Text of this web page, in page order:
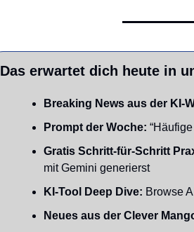
Das erwartet dich heute in
Breaking News aus der KI-
Prompt der Woche:
Gratis Schritt-für-Schritt
mit Gemini generierst
KI-Tool Deep Dive: Browse
Neues aus der Clever